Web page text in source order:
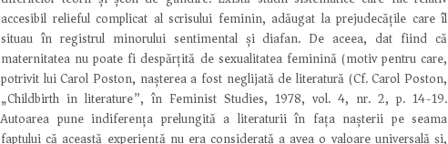
accesibil relieful complicat al scrisului feminin, adăugat la prejudecățile care îl
situau în registrul minorului sentimental și diafan. De aceea, dat fiind că
maternitatea nu poate fi despărțită de sexualitatea feminină (motiv pentru care,
potrivit lui Carol Poston, nașterea a fost neglijată de literatură (Cf. Carol Poston,
„Childbirth in literature”, în Feminist Studies, 1978, vol. 4, nr. 2, p. 14-19.
Autoarea pune indiferența prelungită a literaturii în fața nașterii pe seama
faptului că această experiență nu era considerată a avea o valoare universală și,